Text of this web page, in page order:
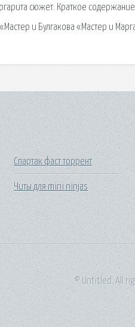
сюжет. Краткое
и Булгакова «Мастер и
Спартак фаст торрент
Читы для mini ninjas
© Untitled. All